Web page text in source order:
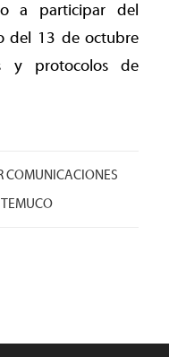
a participar del
del 13 de octubre
y protocolos de
COMUNICACIONES